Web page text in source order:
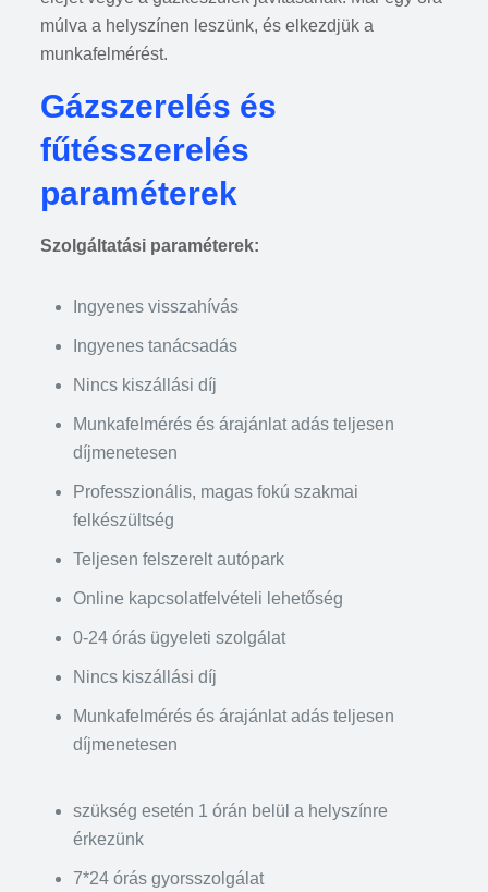
múlva a helyszínen leszünk, és elkezdjük a
munkafelmérést.
Gázszerelés és
fűtésszerelés
paraméterek
Szolgáltatási paraméterek:
Ingyenes visszahívás
Ingyenes tanácsadás
Nincs kiszállási díj
Munkafelmérés és árajánlat adás teljesen
díjmenetesen
Professzionális, magas fokú szakmai
felkészültség
Teljesen felszerelt autópark
Online kapcsolatfelvételi lehetőség
0-24 órás ügyeleti szolgálat
Nincs kiszállási díj
Munkafelmérés és árajánlat adás teljesen
díjmenetesen
szükség esetén 1 órán belül a helyszínre
érkezünk
7*24 órás gyorsszolgálat